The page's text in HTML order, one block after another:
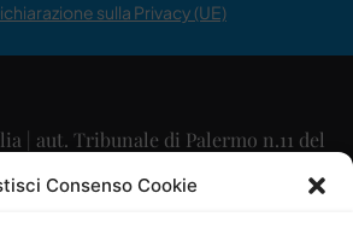
Consenso Cookie
sulla Privacy (UE)
| aut. Tribunale di Palermo n.11 del
29/09/2015